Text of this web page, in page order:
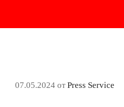
07.05.2024 отPress Service